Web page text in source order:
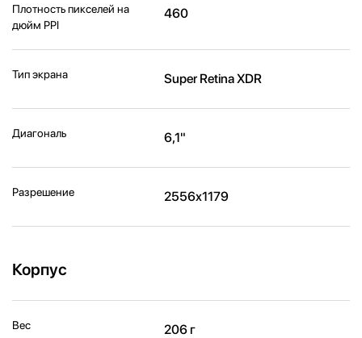
Плотность пикселей на
дюйм PPI
460
Тип экрана Super Retina XDR
Диагональ 6,1"
Разрешение 2556x1179
Корпус
Вес 206 г